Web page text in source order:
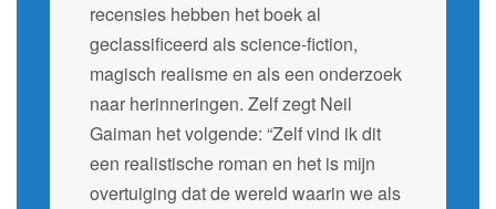
recensies hebben het boek al
geclassificeerd als science-fiction,
magisch realisme en als een onderzoek
naar herinneringen. Zelf zegt Neil
Gaiman het volgende: “Zelf vind ik dit
een realistische roman en het is mijn
overtuiging dat de wereld waarin we als